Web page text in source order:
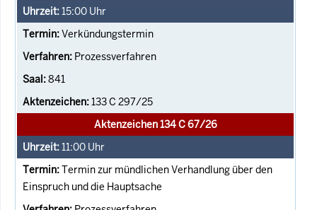
15:00 Uhr
Verkündungstermin
Prozessverfahren
841
133 C 297/25
Aktenzeichen 134 C 67/26
11:00 Uhr
Termin zur mündlichen Verhandlung über den
Einspruch und die Hauptsache